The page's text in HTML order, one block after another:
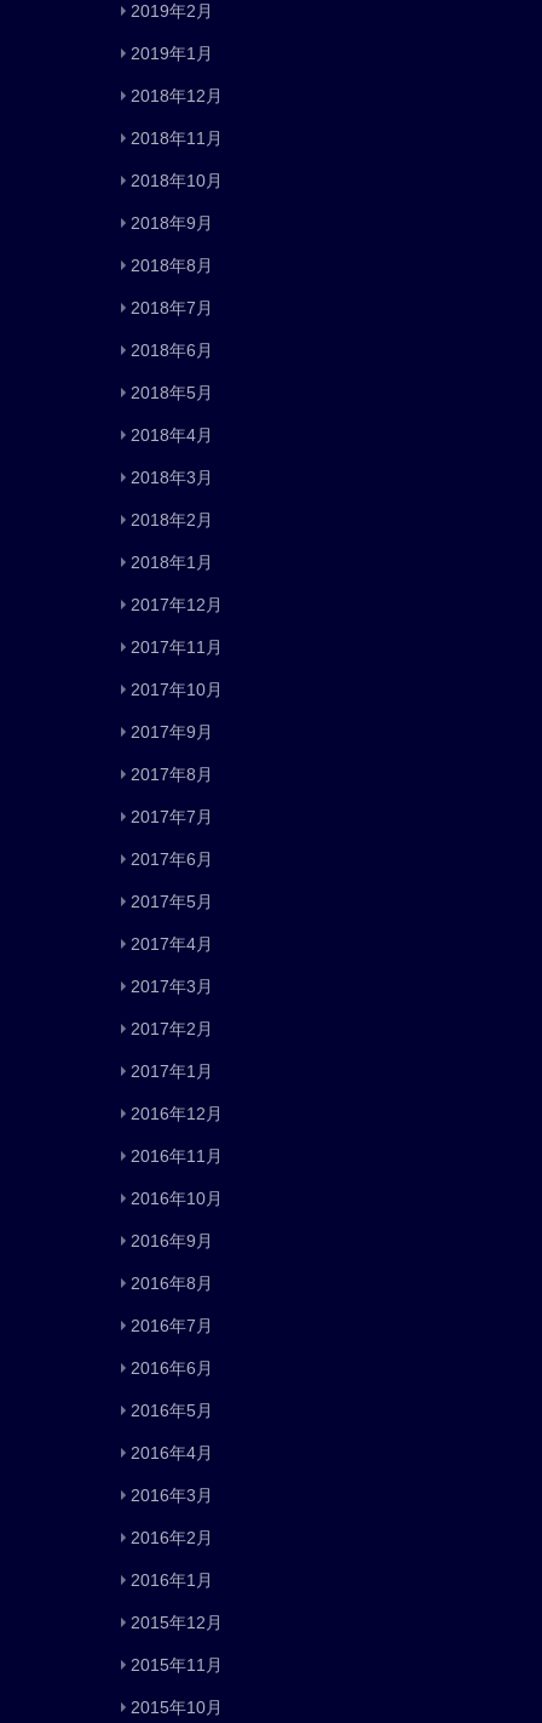
2019年2月
2019年1月
2018年12月
2018年11月
2018年10月
2018年9月
2018年8月
2018年7月
2018年6月
2018年5月
2018年4月
2018年3月
2018年2月
2018年1月
2017年12月
2017年11月
2017年10月
2017年9月
2017年8月
2017年7月
2017年6月
2017年5月
2017年4月
2017年3月
2017年2月
2017年1月
2016年12月
2016年11月
2016年10月
2016年9月
2016年8月
2016年7月
2016年6月
2016年5月
2016年4月
2016年3月
2016年2月
2016年1月
2015年12月
2015年11月
2015年10月